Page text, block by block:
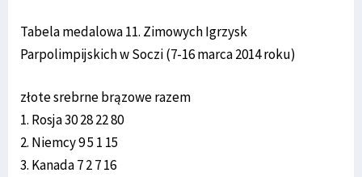
Tabela medalowa 11. Zimowych Igrzysk
Parpolimpijskich w Soczi (7-16 marca 2014 roku)
złote srebrne brązowe razem
1. Rosja 30 28 22 80
2. Niemcy 9 5 1 15
3. Kanada 7 2 7 16